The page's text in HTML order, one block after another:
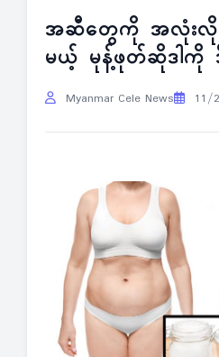
အဆီတွေကို အလုံးလို
မယ့် မုန့်ဖုတ်ဆိုဒါကို
Myanmar Cele News 11/